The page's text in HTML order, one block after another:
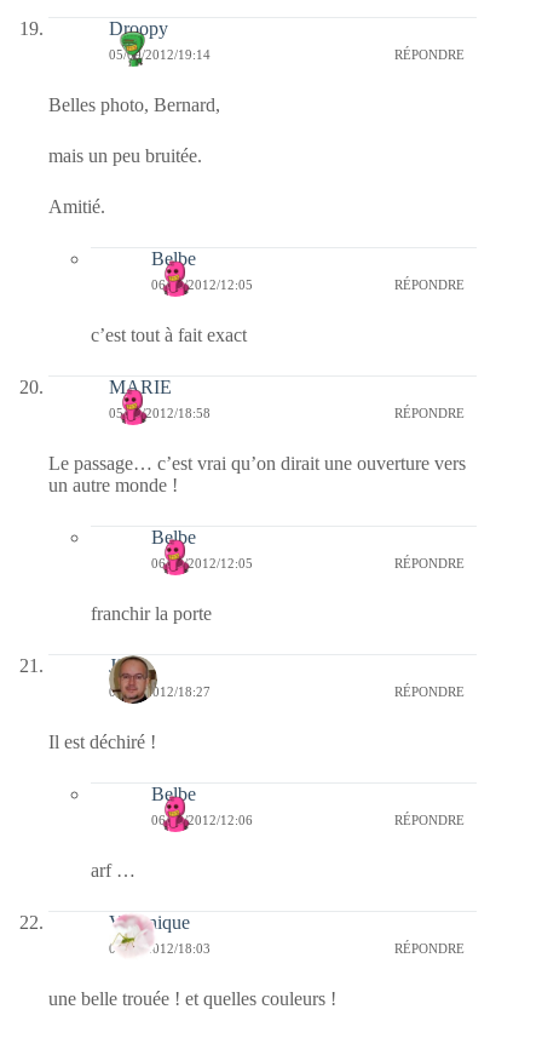
Droopy
05/09/2012/19:14 RÉPONDRE
Belles photo, Bernard,
mais un peu bruitée.
Amitié.
Belbe
06/09/2012/12:05 RÉPONDRE
c’est tout à fait exact
MARIE
05/09/2012/18:58 RÉPONDRE
Le passage… c’est vrai qu’on dirait une ouverture vers
un autre monde !
Belbe
06/09/2012/12:05 RÉPONDRE
franchir la porte
Jj
05/09/2012/18:27 RÉPONDRE
Il est déchiré !
Belbe
06/09/2012/12:06 RÉPONDRE
arf …
Véronique
05/09/2012/18:03 RÉPONDRE
une belle trouée ! et quelles couleurs !